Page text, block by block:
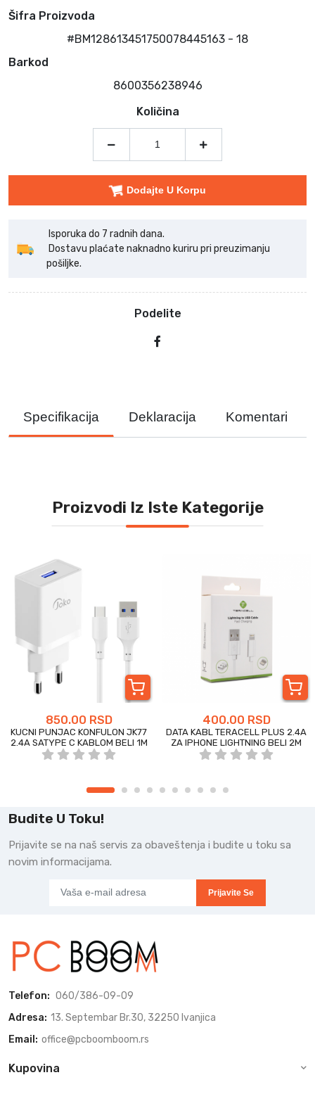
Šifra Proizvoda
#BM128613451750078445163 - 18
Barkod
8600356238946
Količina
Dodajte U Korpu
Isporuka do 7 radnih dana.
Dostavu plaćate naknadno kuriru pri preuzimanju
pošiljke.
Podelite
Specifikacija Deklaracija Komentari
Proizvodi Iz Iste Kategorije
850.00 RSD
KUCNI PUNJAC KONFULON JK77
2.4A SATYPE C KABLOM BELI 1M
400.00 RSD
DATA KABL TERACELL PLUS 2.4A
ZA IPHONE LIGHTNING BELI 2M
Budite U Toku!
Prijavite se na naš servis za obaveštenja i budite u toku sa
novim informacijama.
Prijavite Se
Telefon: 060/386-09-09
Adresa: 13. Septembar Br.30, 32250 Ivanjica
Email: office@pcboomboom.rs
Kupovina